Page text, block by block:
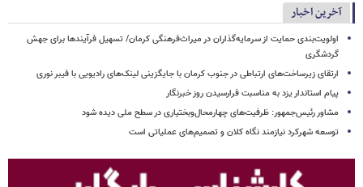
آخرین اخبار
اولویت‌بندی حمایت از سرمایه‌گذاران در میراث‌فرهنگی کرمان/ تسهیل فرآیندها برای جهش
گردشگری
ارتقای زیرساخت‌های ارتباطی در جنوب کرمان با جایگزینی لینک‌های رادیویی با فیبر نوری
پیام استاندار یزد به مناسبت فرارسیدن روز خبرنگار
مشاور رئیس‌جمهور: ظرفیت‌های چهارمحال‌وبختیاری در سطح ملی دیده شود
توسعه شهرکرد نیازمند نگاه کلان و تصمیم‌های عملیاتی است